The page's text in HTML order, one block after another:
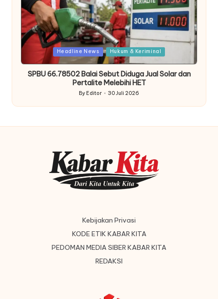
Posted
Headline News Hukum & Keriminal
SPBU 66.78502 Balai Sebut Diduga Jual Solar dan
Pertalite Melebihi HET
Posted
by
By Editor 30 Juli 2026
Kebijakan Privasi
KODE ETIK KABAR KITA
PEDOMAN MEDIA SIBER KABAR KITA
REDAKSI